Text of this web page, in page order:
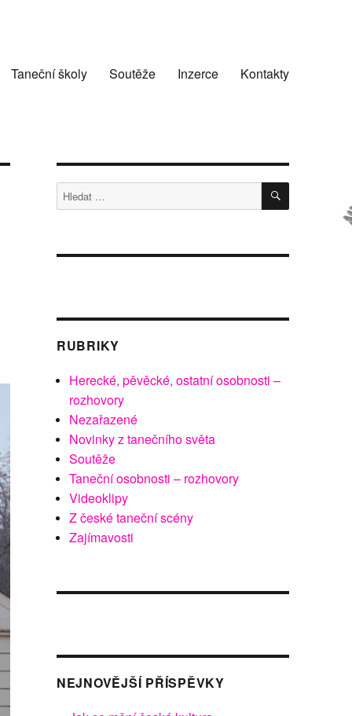
Taneční školy Soutěže Inzerce Kontakty
Hledat: HLEDÁNÍ
RUBRIKY
Herecké, pěvěcké, ostatní osobnosti –
rozhovory
Nezařazené
Novinky z tanečního světa
Soutěže
Taneční osobnosti – rozhovory
Videoklipy
Z české taneční scény
Zajímavosti
NEJNOVĚJŠÍ PŘÍSPĚVKY